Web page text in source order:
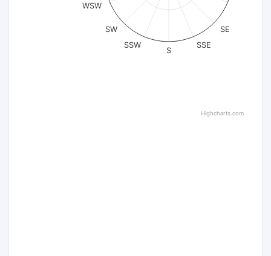
SE
SSE
S
SSW
SW
WSW
Highcharts.com